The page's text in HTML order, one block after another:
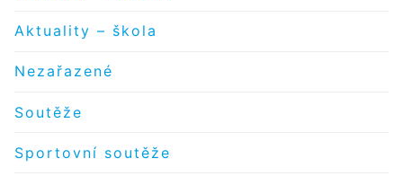
Aktuality – škola
Nezařazené
Soutěže
Sportovní soutěže